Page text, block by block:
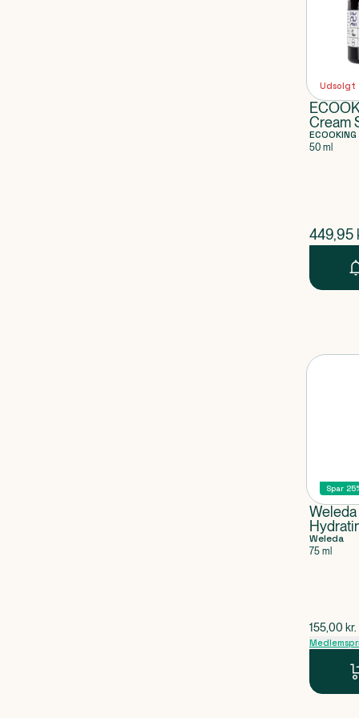
Udsolgt
Cream
ECOOKING
50 ml
$
449,95
Spar
Weleda
75 ml
$gammel
155,00 kr.